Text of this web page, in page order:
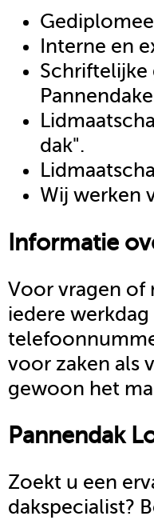
Interne en
Schriftelijke
dak".
Wij werken
Informatie
Voor vragen of
iedere
voor zaken als
gewoon het
Pannendak
Zoekt u een
dakspecialist?